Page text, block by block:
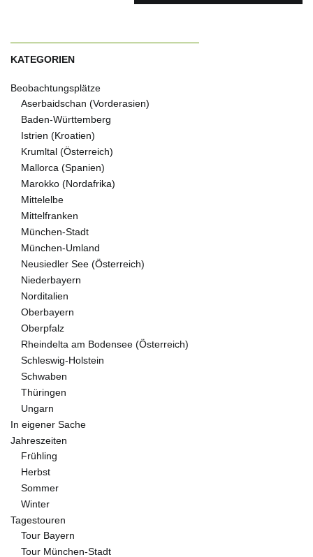
KATEGORIEN
Beobachtungsplätze
Aserbaidschan (Vorderasien)
Baden-Württemberg
Istrien (Kroatien)
Krumltal (Österreich)
Mallorca (Spanien)
Marokko (Nordafrika)
Mittelelbe
Mittelfranken
München-Stadt
München-Umland
Neusiedler See (Österreich)
Niederbayern
Norditalien
Oberbayern
Oberpfalz
Rheindelta am Bodensee (Österreich)
Schleswig-Holstein
Schwaben
Thüringen
Ungarn
In eigener Sache
Jahreszeiten
Frühling
Herbst
Sommer
Winter
Tagestouren
Tour Bayern
Tour München-Stadt